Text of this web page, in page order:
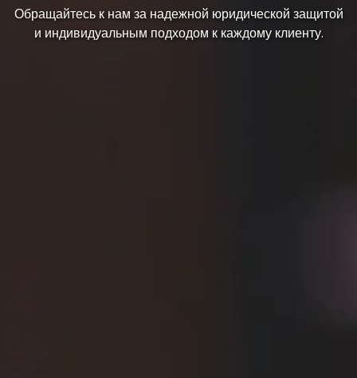
Обращайтесь к нам за надежной юридической защитой
и индивидуальным подходом к каждому клиенту.